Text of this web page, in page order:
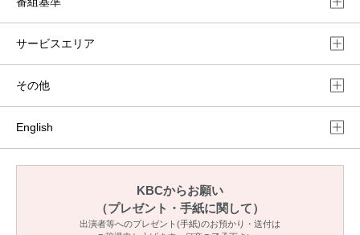
サービスエリア
その他
English
KBCからお願い
（プレゼント・手紙に関して）
出演者等へのプレゼント(手紙)のお預かり・送付は